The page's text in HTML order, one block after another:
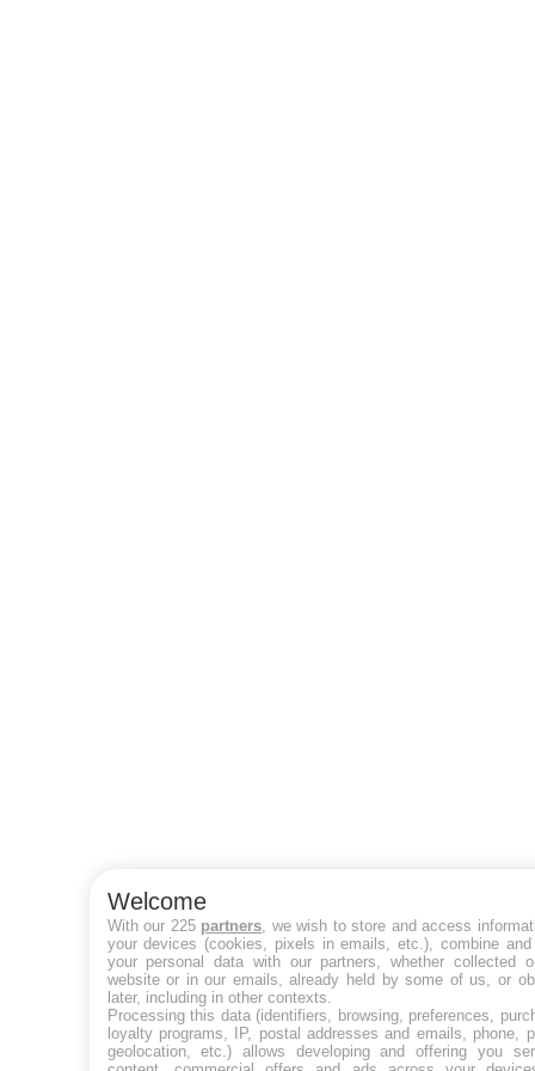
Welcome
With our 225 partners , we wish to store and access
your devices (cookies, pixels in emails, etc.), combine and
your personal data with our partners, whether collected
website or in our emails, already held by some of us, or
later, including in other contexts.
Processing this data (identifiers, browsing, preferences,
loyalty programs, IP, postal addresses and emails, phone,
geolocation, etc.) allows developing and offering you